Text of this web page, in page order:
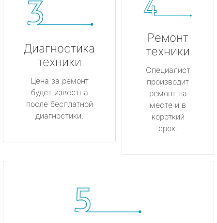
Диагностика
техники
Цена за ремонт
будет известна
после бесплатной
диагностики.
Ремонт
техники
Специалист
производит
ремонт на
месте и в
короткий
срок.